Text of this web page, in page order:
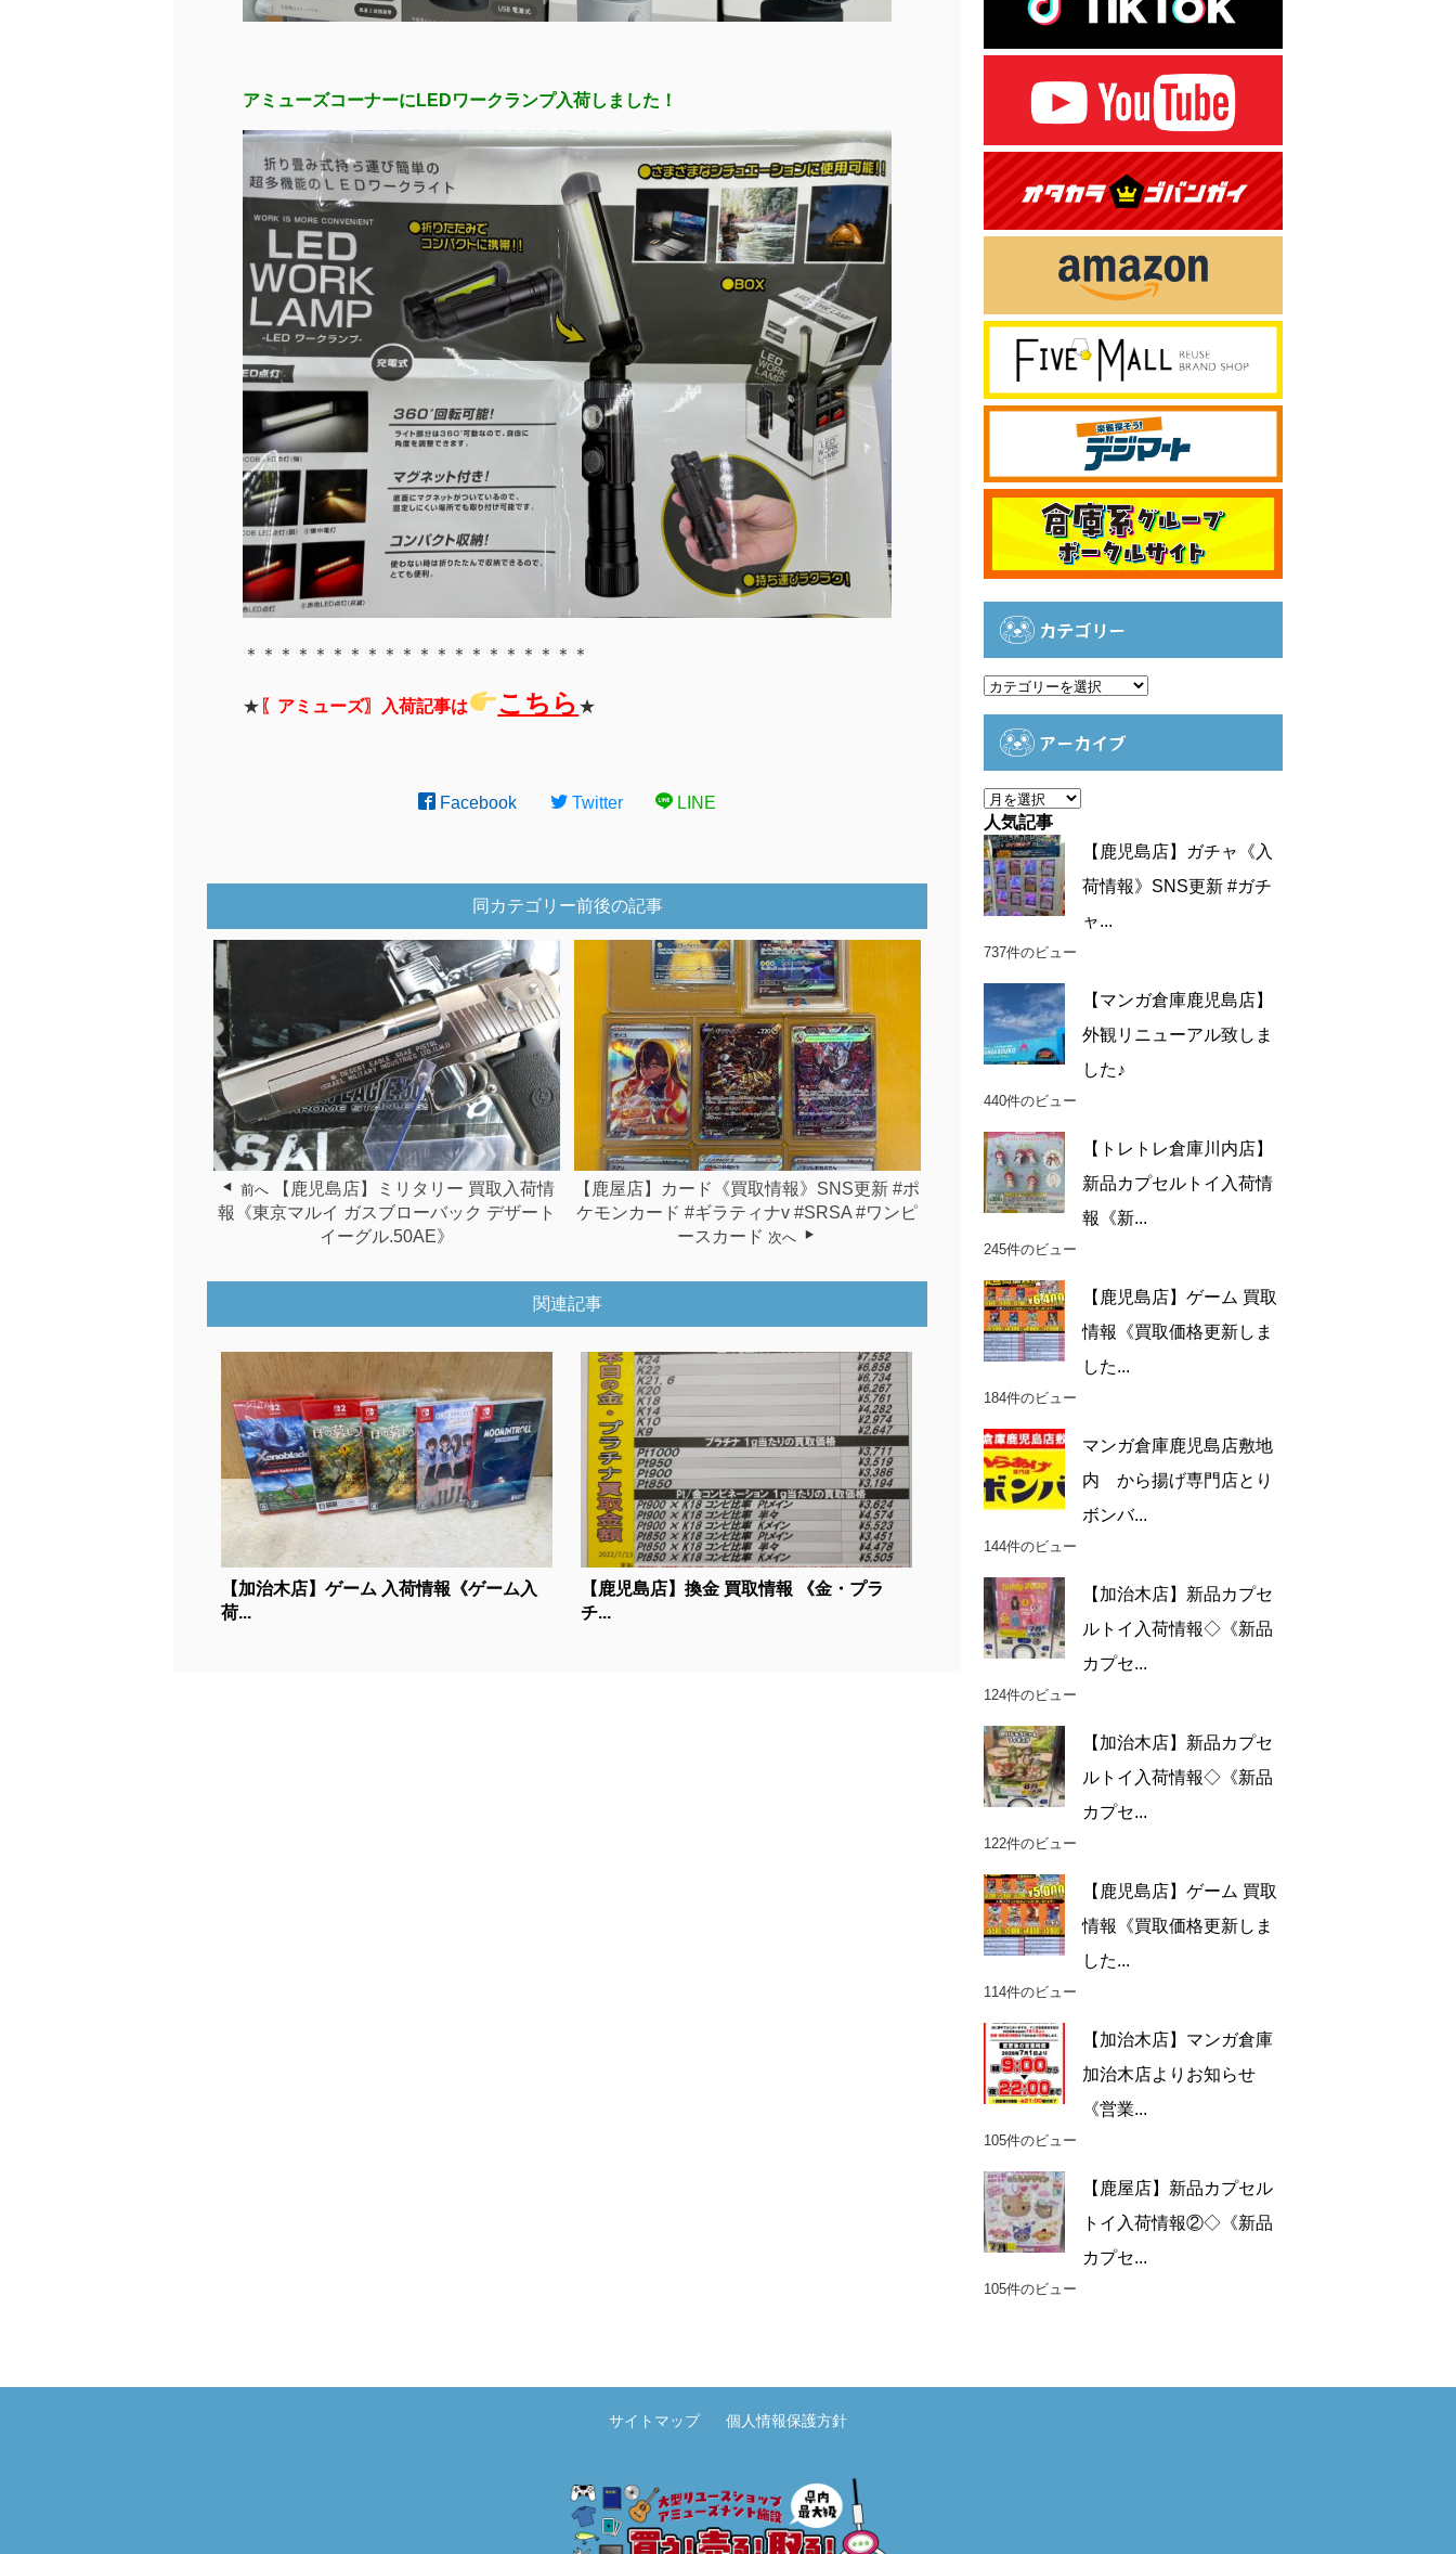
アミューズコーナーにLEDワークランプ入荷しました！
＊＊＊＊＊＊＊＊＊＊＊＊＊＊＊＊＊＊＊＊
★ 〖アミューズ〗入荷記事は こちら ★
Facebook Twitter LINE
同カテゴリー前後の記事
前へ
【鹿児島店】ミリタリー 買取入荷情
報《東京マルイ ガスブローバック デザート
イーグル.50AE》
【鹿屋店】カード《買取情報》SNS更新 #ポ
ケモンカード #ギラティナv #SRSA #ワンピ
ースカード 次へ
関連記事
【加治木店】ゲーム 入荷情報《ゲーム入
荷...
【鹿児島店】換金 買取情報 《金・プラ
チ...
カテゴリー
カ
アーカイブ
ア
ー
カ
イ
ブ
人気記事
【鹿児島店】ガチャ《入
荷情報》SNS更新 #ガチ
ャ...
737件のビュー
【マンガ倉庫鹿児島店】
外観リニューアル致しま
した♪
440件のビュー
【トレトレ倉庫川内店】
新品カプセルトイ入荷情
報《新...
245件のビュー
【鹿児島店】ゲーム 買取
情報《買取価格更新しま
した...
184件のビュー
マンガ倉庫鹿児島店敷地
内 から揚げ専門店とり
ボンバ...
144件のビュー
【加治木店】新品カプセ
ルトイ入荷情報◇《新品
カプセ...
124件のビュー
【加治木店】新品カプセ
ルトイ入荷情報◇《新品
カプセ...
122件のビュー
【鹿児島店】ゲーム 買取
情報《買取価格更新しま
した...
114件のビュー
【加治木店】マンガ倉庫
加治木店よりお知らせ
《営業...
105件のビュー
【鹿屋店】新品カプセル
トイ入荷情報②◇《新品
カプセ...
105件のビュー
サイトマップ 個人情報保護方針